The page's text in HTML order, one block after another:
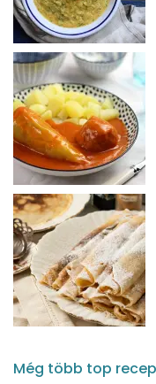
Még több top